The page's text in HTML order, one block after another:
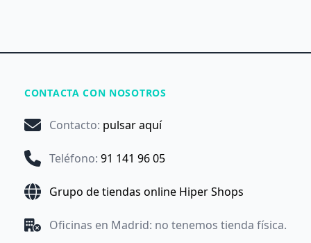
CONTACTA CON NOSOTROS
Contacto: pulsar aquí
Teléfono: 91 141 96 05
Grupo de tiendas online Hiper Shops
Oficinas en Madrid: no tenemos tienda física.